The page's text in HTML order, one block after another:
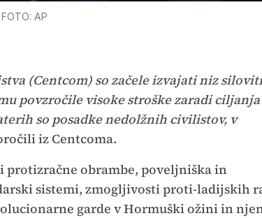
FOTO: AP
(Centcom) so začele izvajati niz
povzročile visoke stroške zaradi
so posadke nedolžnih civilistov, v
iz Centcoma.
protizračne obrambe, poveljniška in
sistemi, zmogljivosti proti-ladijskih
garde v Hormuški ožini in